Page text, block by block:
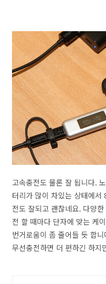
고속충전도 물론 잘 됩니다.
터리가 많이 차있는 상태에
전도 잘되고 괜찮네요. 다양
전 할 때마다 단자에 맞는 케
번거로움이 좀 줄어들 듯 합
무선충전하면 더 편하긴 하지